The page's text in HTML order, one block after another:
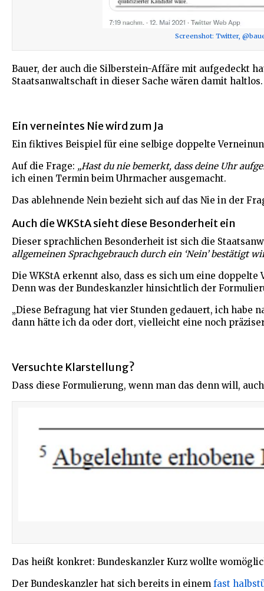
Screenshot: Twitter,
Bauer, der auch die Silberstein-Affäre mit aufgedeckt
Staatsanwaltschaft in dieser Sache wären damit haltlos.
Ein verneintes Nie wird zum Ja
Ein fiktives Beispiel für eine selbige doppelte
Auf die Frage: „Hast du nie bemerkt, dass deine Uhr
ich einen Termin beim Uhrmacher ausgemacht.
Das ablehnende Nein bezieht sich auf das Nie in der
Auch die WKStA sieht diese Besonderheit ein
Dieser sprachlichen Besonderheit ist sich die
allgemeinen Sprachgebrauch durch ein ‘Nein’ bestätigt
Die WKStA erkennt also, dass es sich um eine
Denn was der Bundeskanzler hinsichtlich der
„Diese Befragung hat vier Stunden gedauert, ich
dann hätte ich da oder dort, vielleicht eine noch
Versuchte Klarstellung?
Dass diese Formulierung, wenn man das denn will,
Das heißt konkret: Bundeskanzler Kurz wollte
Der Bundeskanzler hat sich bereits in einem fast